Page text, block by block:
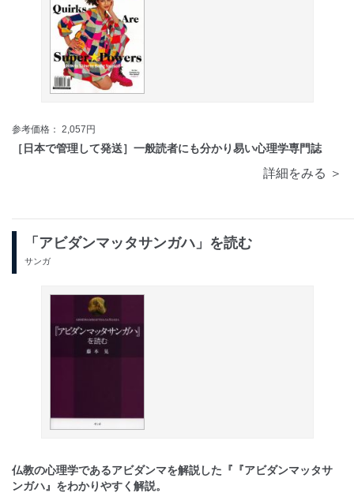
参考価格： 2,057円
［日本で管理して発送］一般読者にも分かり易い心理学専門誌
詳細をみる ＞
「アビダンマッタサンガハ」を読む
サンガ
仏教の心理学であるアビダンマを解説した『『アビダンマッタサ
ンガハ』をわかりやすく解説。